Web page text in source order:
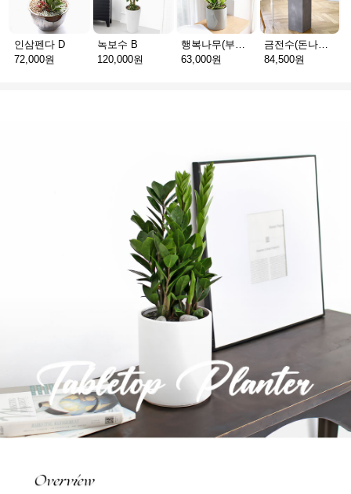
인삼펜다 D
72,000원
녹보수 B
120,000원
63,000원
84,500원